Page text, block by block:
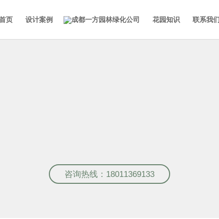
页 设计案例 花园知识 联系我们
咨询热线：18011369133